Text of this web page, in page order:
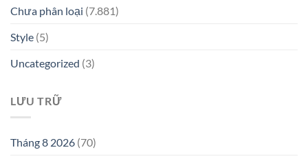
Chưa phân loại (7.881)
Style (5)
Uncategorized (3)
LƯU TRỮ
Tháng 8 2026 (70)